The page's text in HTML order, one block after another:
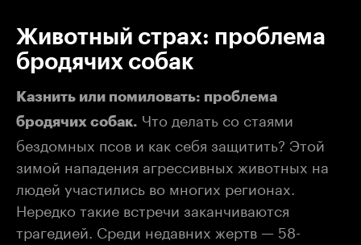
Животный страх: проблема
бродячих собак
Казнить или помиловать: проблема
бродячих собак. Что делать со стаями
бездомных псов и как себя защитить? Этой
зимой нападения агрессивных животных на
людей участились во многих регионах.
Нередко такие встречи заканчиваются
трагедией. Среди недавних жертв — 58-